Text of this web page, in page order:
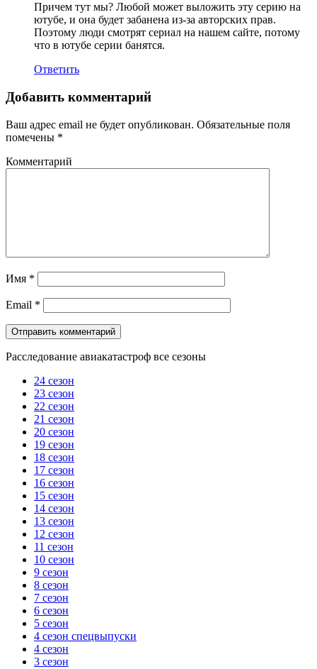
Причем тут мы? Любой может выложить эту серию на
ютубе, и она будет забанена из-за авторских прав.
Поэтому люди смотрят сериал на нашем сайте, потому
что в ютубе серии банятся.
Ответить
Добавить комментарий
Ваш адрес email не будет опубликован. Обязательные поля
помечены *
Комментарий
Имя *
Email *
Расследование авиакатастроф все сезоны
24 сезон
23 сезон
22 сезон
21 сезон
20 сезон
19 сезон
18 сезон
17 сезон
16 сезон
15 сезон
14 сезон
13 сезон
12 сезон
11 сезон
10 сезон
9 сезон
8 сезон
7 сезон
6 сезон
5 сезон
4 сезон спецвыпуски
4 сезон
3 сезон